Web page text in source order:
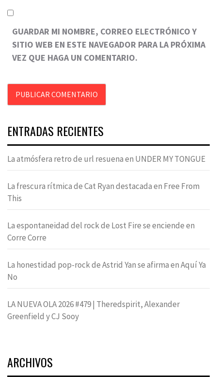
GUARDAR MI NOMBRE, CORREO ELECTRÓNICO Y
SITIO WEB EN ESTE NAVEGADOR PARA LA PRÓXIMA
VEZ QUE HAGA UN COMENTARIO.
ENTRADAS RECIENTES
La atmósfera retro de url resuena en UNDER MY TONGUE
La frescura rítmica de Cat Ryan destacada en Free From
This
La espontaneidad del rock de Lost Fire se enciende en
Corre Corre
La honestidad pop-rock de Astrid Yan se afirma en Aquí Ya
No
LA NUEVA OLA 2026 #479 | Theredspirit, Alexander
Greenfield y CJ Sooy
ARCHIVOS